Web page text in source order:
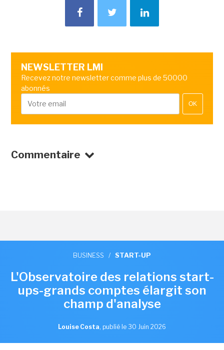
NEWSLETTER LMI
Recevez notre newsletter comme plus de 50000
abonnés
OK
Commentaire
BUSINESS / START-UP
L'Observatoire des relations start-
ups-grands comptes élargit son
champ d'analyse
Louise Costa, publié le 30 Juin 2026